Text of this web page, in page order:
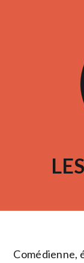
Comédienne,